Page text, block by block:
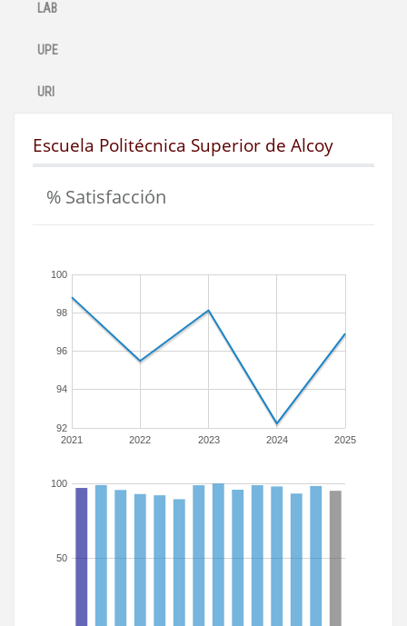
LAB
UPE
URI
Escuela Politécnica Superior de Alcoy
% Satisfacción
2021 2022 2023 2024 2025
92
94
96
98
100
50
100